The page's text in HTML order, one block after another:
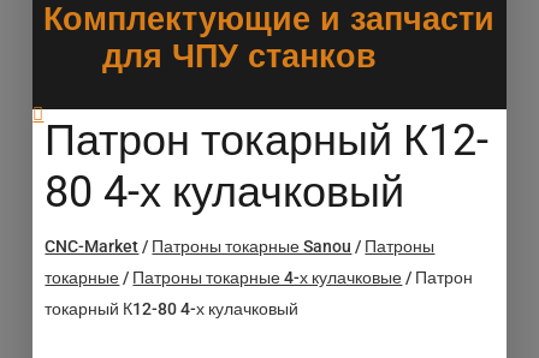
Комплектующие и запчасти
для ЧПУ станков
Патрон токарный К12-
80 4-х кулачковый
CNC-Market/ Патроны токарные Sanou / Патроны
токарные/ Патроны токарные 4-х кулачковые/ Патрон
токарный К12-80 4-х кулачковый